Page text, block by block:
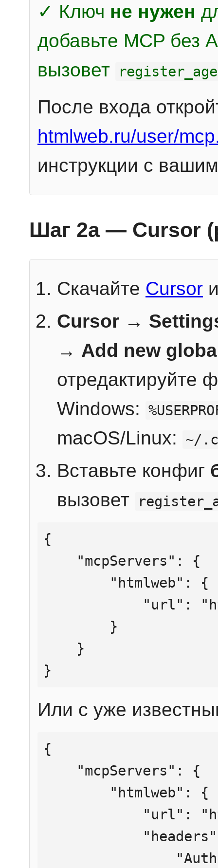
✓ Ключ не нужен
добавьте MCP без
вызовет
После входа
htmlweb.ru/user/
инструкции с
Шаг 2a — Cursor
Скачайте Cursor
Cursor →
→ Add new
отредактируйте
Windows:
macOS/Linux: ~/
Вставьте конфиг
вызовет
{
}
Или с уже
{